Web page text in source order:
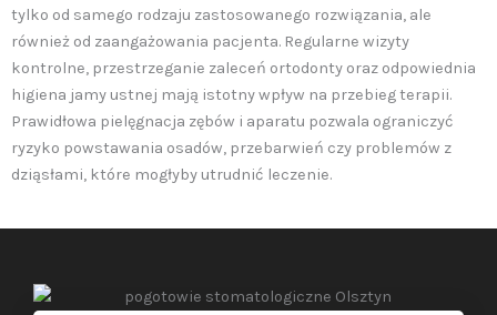
tylko od samego rodzaju zastosowanego rozwiązania, ale
również od zaangażowania pacjenta. Regularne wizyty
kontrolne, przestrzeganie zaleceń ortodonty oraz odpowiednia
higiena jamy ustnej mają istotny wpływ na przebieg terapii.
Prawidłowa pielęgnacja zębów i aparatu pozwala ograniczyć
ryzyko powstawania osadów, przebarwień czy problemów z
dziąsłami, które mogłyby utrudnić leczenie.